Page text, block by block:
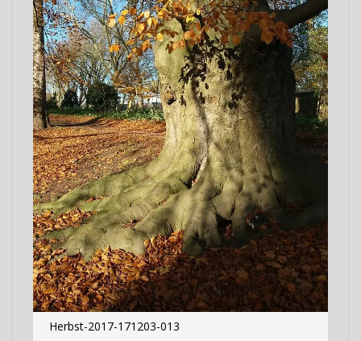
Herbst-2017-171203-013